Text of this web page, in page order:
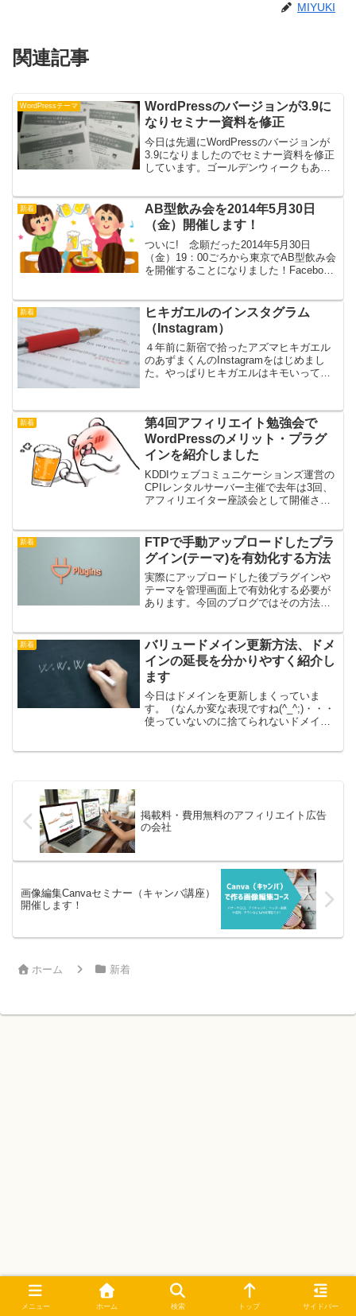
MIYUKI
関連記事
WordPressテーマ
WordPressのバージョンが3.9に
なりセミナー資料を修正
今日は先週にWordPressのバージョンが
3.9になりましたのでセミナー資料を修正
しています。ゴールデンウィークもある
バージョン3.9でのバージョンアッ...
新着
AB型飲み会を2014年5月30日
（金）開催します！
ついに! 念願だった2014年5月30日
（金）19：00ごろから東京でAB型飲み会
を開催することになりました！Facebook
ています。東京で定期的に開催します
が、...
新着
ヒキガエルのインスタグラム
（Instagram）
４年前に新宿で拾ったアズマヒキガエル
のあずまくんのInstagramをはじめまし
た。やっぱりヒキガエルはキモいってな
のフォロワーさんも１８００...
新着
第4回アフィリエイト勉強会で
WordPressのメリット・プラグ
インを紹介しました
KDDIウェブコミュニケーションズ運営の
CPIレンタルサーバー主催で去年は3回、
アフィリエイター座談会として開催され
強会として、2ヶ月に1度開催することに
なりました。元...
新着
FTPで手動アップロードしたプラ
グイン(テーマ)を有効化する方法
実際にアップロードした後プラグインや
テーマを管理画面上で有効化する必要が
あります。今回のブログではその方法を
例えば 購入したテーマやプラグインをア
ップロードしようとした...
新着
バリュードメイン更新方法、ドメ
インの延長を分かりやすく紹介し
ます
今日はドメインを更新しまくっていま
す。（なんか変な表現ですね(^_^;)・・・
使っていないのに捨てられないドメイン
掲載料・費用無料のアフィリエイト広告
の会社
画像編集Canvaセミナー（キャンバ講座）
開催します！
ホーム 新着
メニュー ホーム 検索 トップ サイドバー